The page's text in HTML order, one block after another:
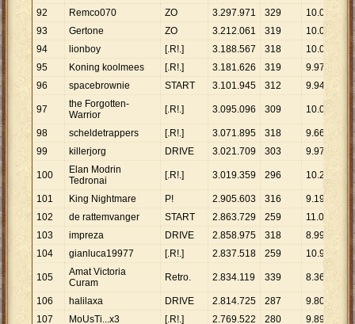
92 Remco070 ZO 3.297.971 329 10.024
93
Gertone ZO 3.212.061 319 10.069
94
lionboy [.R!.] 3.188.567 318 10.027
95
Koning koolmees [.R!.] 3.181.626 319 9.974
96
spacebrownie START 3.101.945 312 9.942
97
the Forgotten-
Warrior
[.R!.] 3.095.096 309 10.016
98 scheldetrappers [.R!.] 3.071.895 318 9.660
99
killerjorg DRIVE 3.021.709 303 9.973
100
Elan Modrin
Tedronai
[.R!.] 3.019.359 296 10.201
101 King Nightmare P! 2.905.603 316 9.195
102
de rattemvanger START 2.863.729 259 11.057
103
impreza DRIVE 2.858.975 318 8.990
104
gianluca19977 [.R!.] 2.837.518 259 10.956
105
Amat Victoria
Curam
Retro. 2.834.119 339 8.360
106 halilaxa DRIVE 2.814.725 287 9.807
107
MoUsTi...x3 [.R!.] 2.769.522 280 9.891